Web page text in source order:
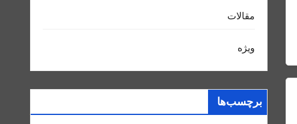
مقالات
ویژه
برچسب‌ها